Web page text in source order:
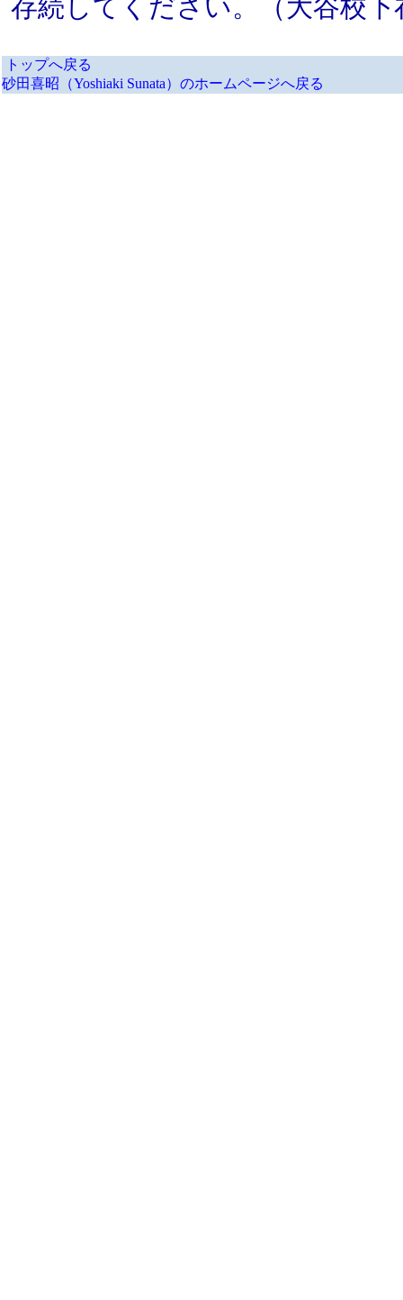
存続してください。（大谷校
トップへ戻る
砂田喜昭（Yoshiaki Sunata）のホームページへ戻る